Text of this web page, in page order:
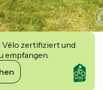
Vélo zertifiziert und
empfangen.